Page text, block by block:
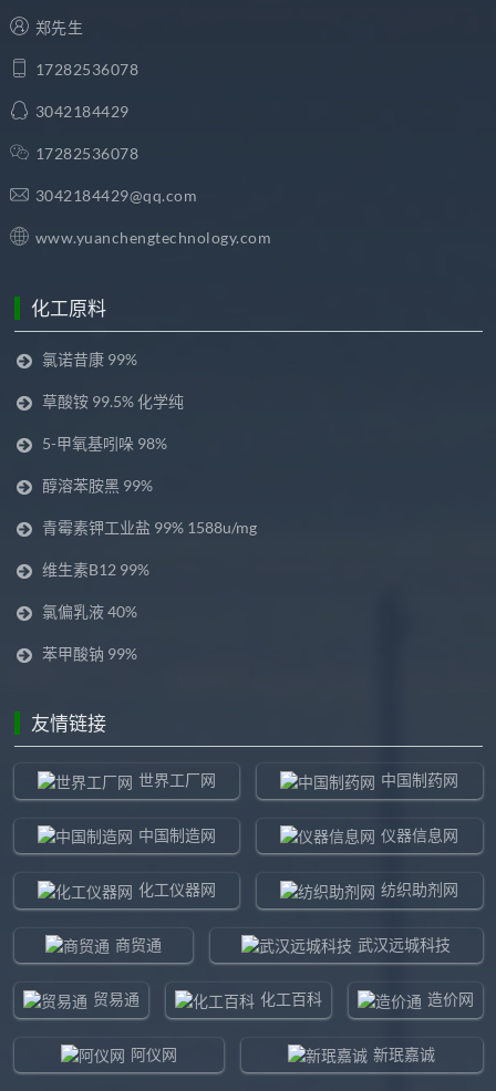
郑先生
17282536078
3042184429
17282536078
3042184429@qq.com
www.yuanchengtechnology.com
化工原料
氯诺昔康 99%
草酸铵 99.5% 化学纯
5-甲氧基吲哚 98%
醇溶苯胺黑 99%
青霉素钾工业盐 99% 1588u/mg
维生素B12 99%
氯偏乳液 40%
苯甲酸钠 99%
友情链接
世界工厂网 中国制药网
中国制造网 仪器信息网
化工仪器网 纺织助剂网
商贸通 武汉远城科技
贸易通 化工百科 造价网
阿仪网 新珉嘉诚